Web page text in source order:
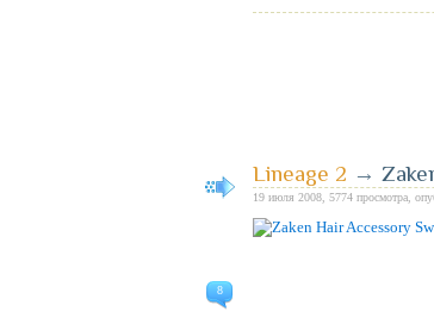
8
Lineage 2 →
19 июля 2008, 5774 просмотра,